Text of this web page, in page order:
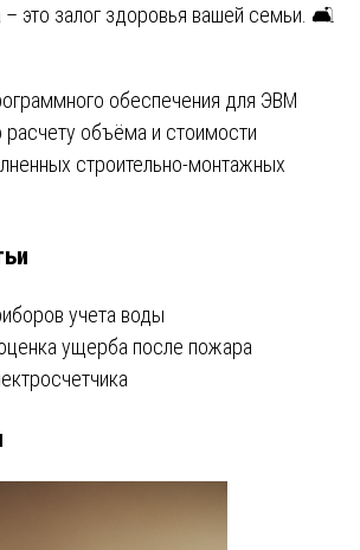
– это залог здоровья вашей семьи. 🛋️
обеспечения для ЭВМ
расчету объёма и стоимости
строительно-монтажных
учета воды
ущерба после пожара